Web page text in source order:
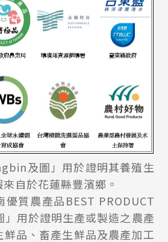
及圖」用於證明其養殖生
自於花蓮縣豐濱鄉。
優質農產品BEST PRODUCT
」用於證明生產或製造之農產
品、畜產生鮮品及農產加工